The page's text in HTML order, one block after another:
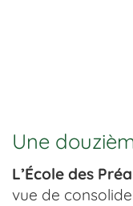
Une
L’École des
vue de